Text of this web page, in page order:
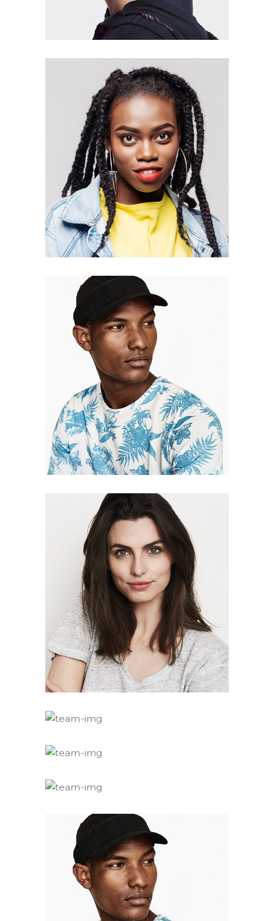
Peter Smith
Jessica Moll
Editor
Marcus Fiber
Editor
Joanna Shaffer
Editor
Justine Hender
Rene Kirby
Semaj Duran